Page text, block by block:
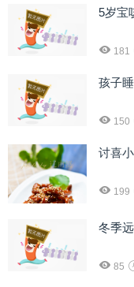
5岁宝
181
孩子
150
讨喜
199
冬季
85